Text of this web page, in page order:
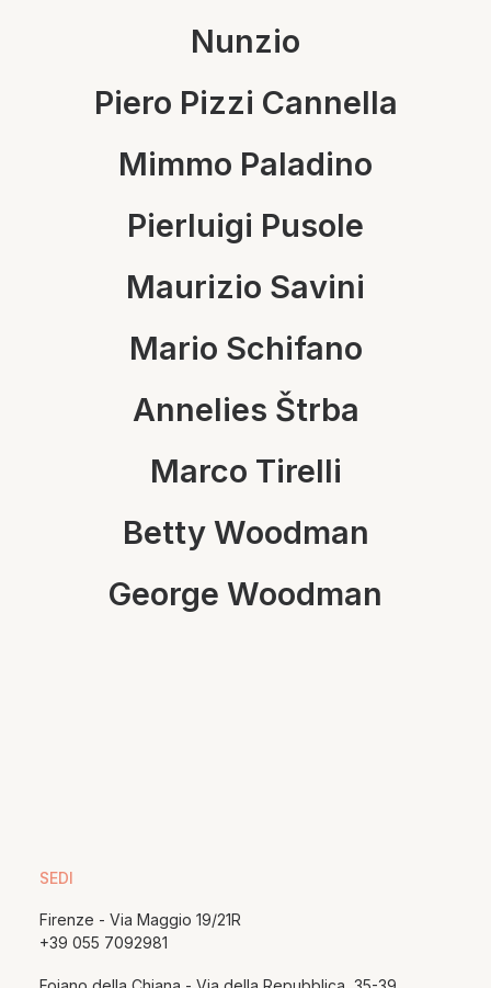
Nunzio
Piero Pizzi Cannella
Mimmo Paladino
Pierluigi Pusole
Maurizio Savini
Mario Schifano
Annelies Štrba
Marco Tirelli
Betty Woodman
George Woodman
SEDI
Firenze - Via Maggio 19/21R
+39 055 7092981